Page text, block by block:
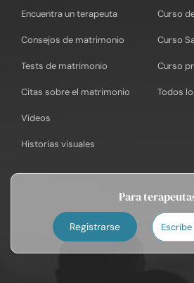
Encuentra un terapeuta
Consejos de matrimonio
Tests de matrimonio
Citas sobre el matrimonio
Vídeos
Historias visuales
Curso
Curso
Curso
Todos
Para
Registrarse